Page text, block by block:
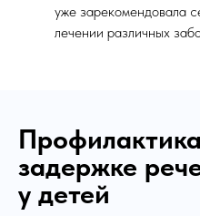
уже зарекомендовала
лечении различных
задержке
у детей